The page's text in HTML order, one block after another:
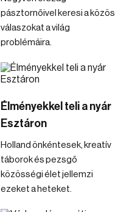
pásztornőivel keresi a közös
válaszokat a világ
problémáira.
Élményekkel teli a nyár
Esztáron
Holland önkéntesek, kreatív
táborok és pezsgő
közösségi élet jellemzi
ezeket a heteket.